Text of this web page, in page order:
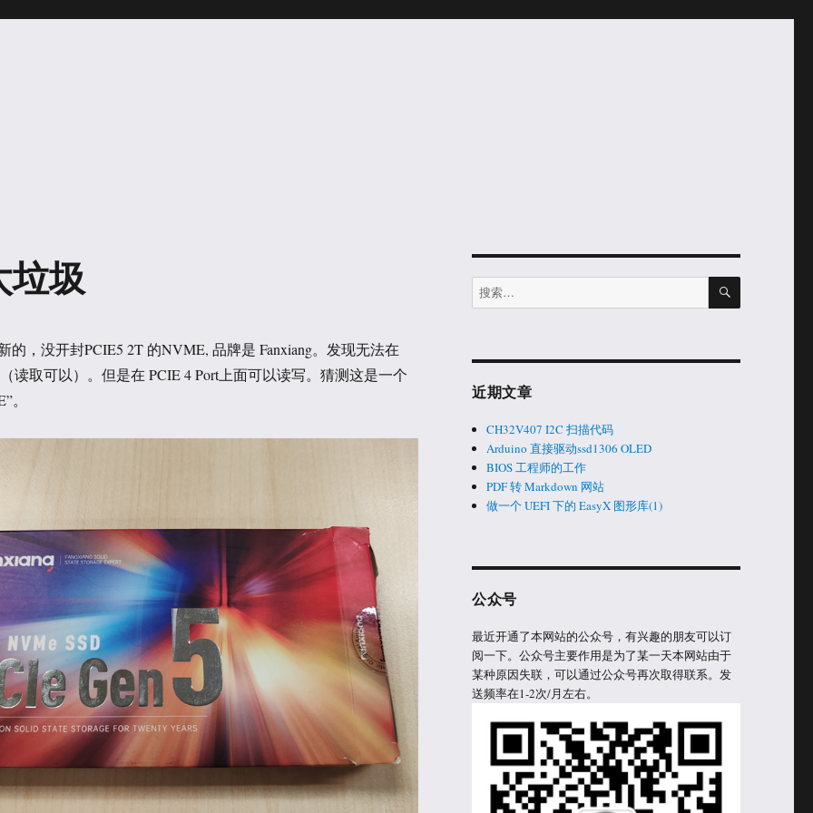
垃圾
的，没开封PCIE5 2T 的NVME, 品牌是 Fanxiang。发现无法在
读取可以）。但是在 PCIE 4 Port上面可以读写。猜测这是一个
。
搜
索：
搜
近期文章
CH32V407 I2C 扫描代码
Arduino 直接驱动ssd1306 OLED
BIOS 工程师的工作
PDF 转 Markdown 网站
做一个 UEFI 下的 EasyX 图形库(1)
公众号
最近开通了本网站的公众号，有兴趣的朋友可以订
阅一下。公众号主要作用是为了某一天本网站由于
某种原因失联，可以通过公众号再次取得联系。发
送频率在1-2次/月左右。